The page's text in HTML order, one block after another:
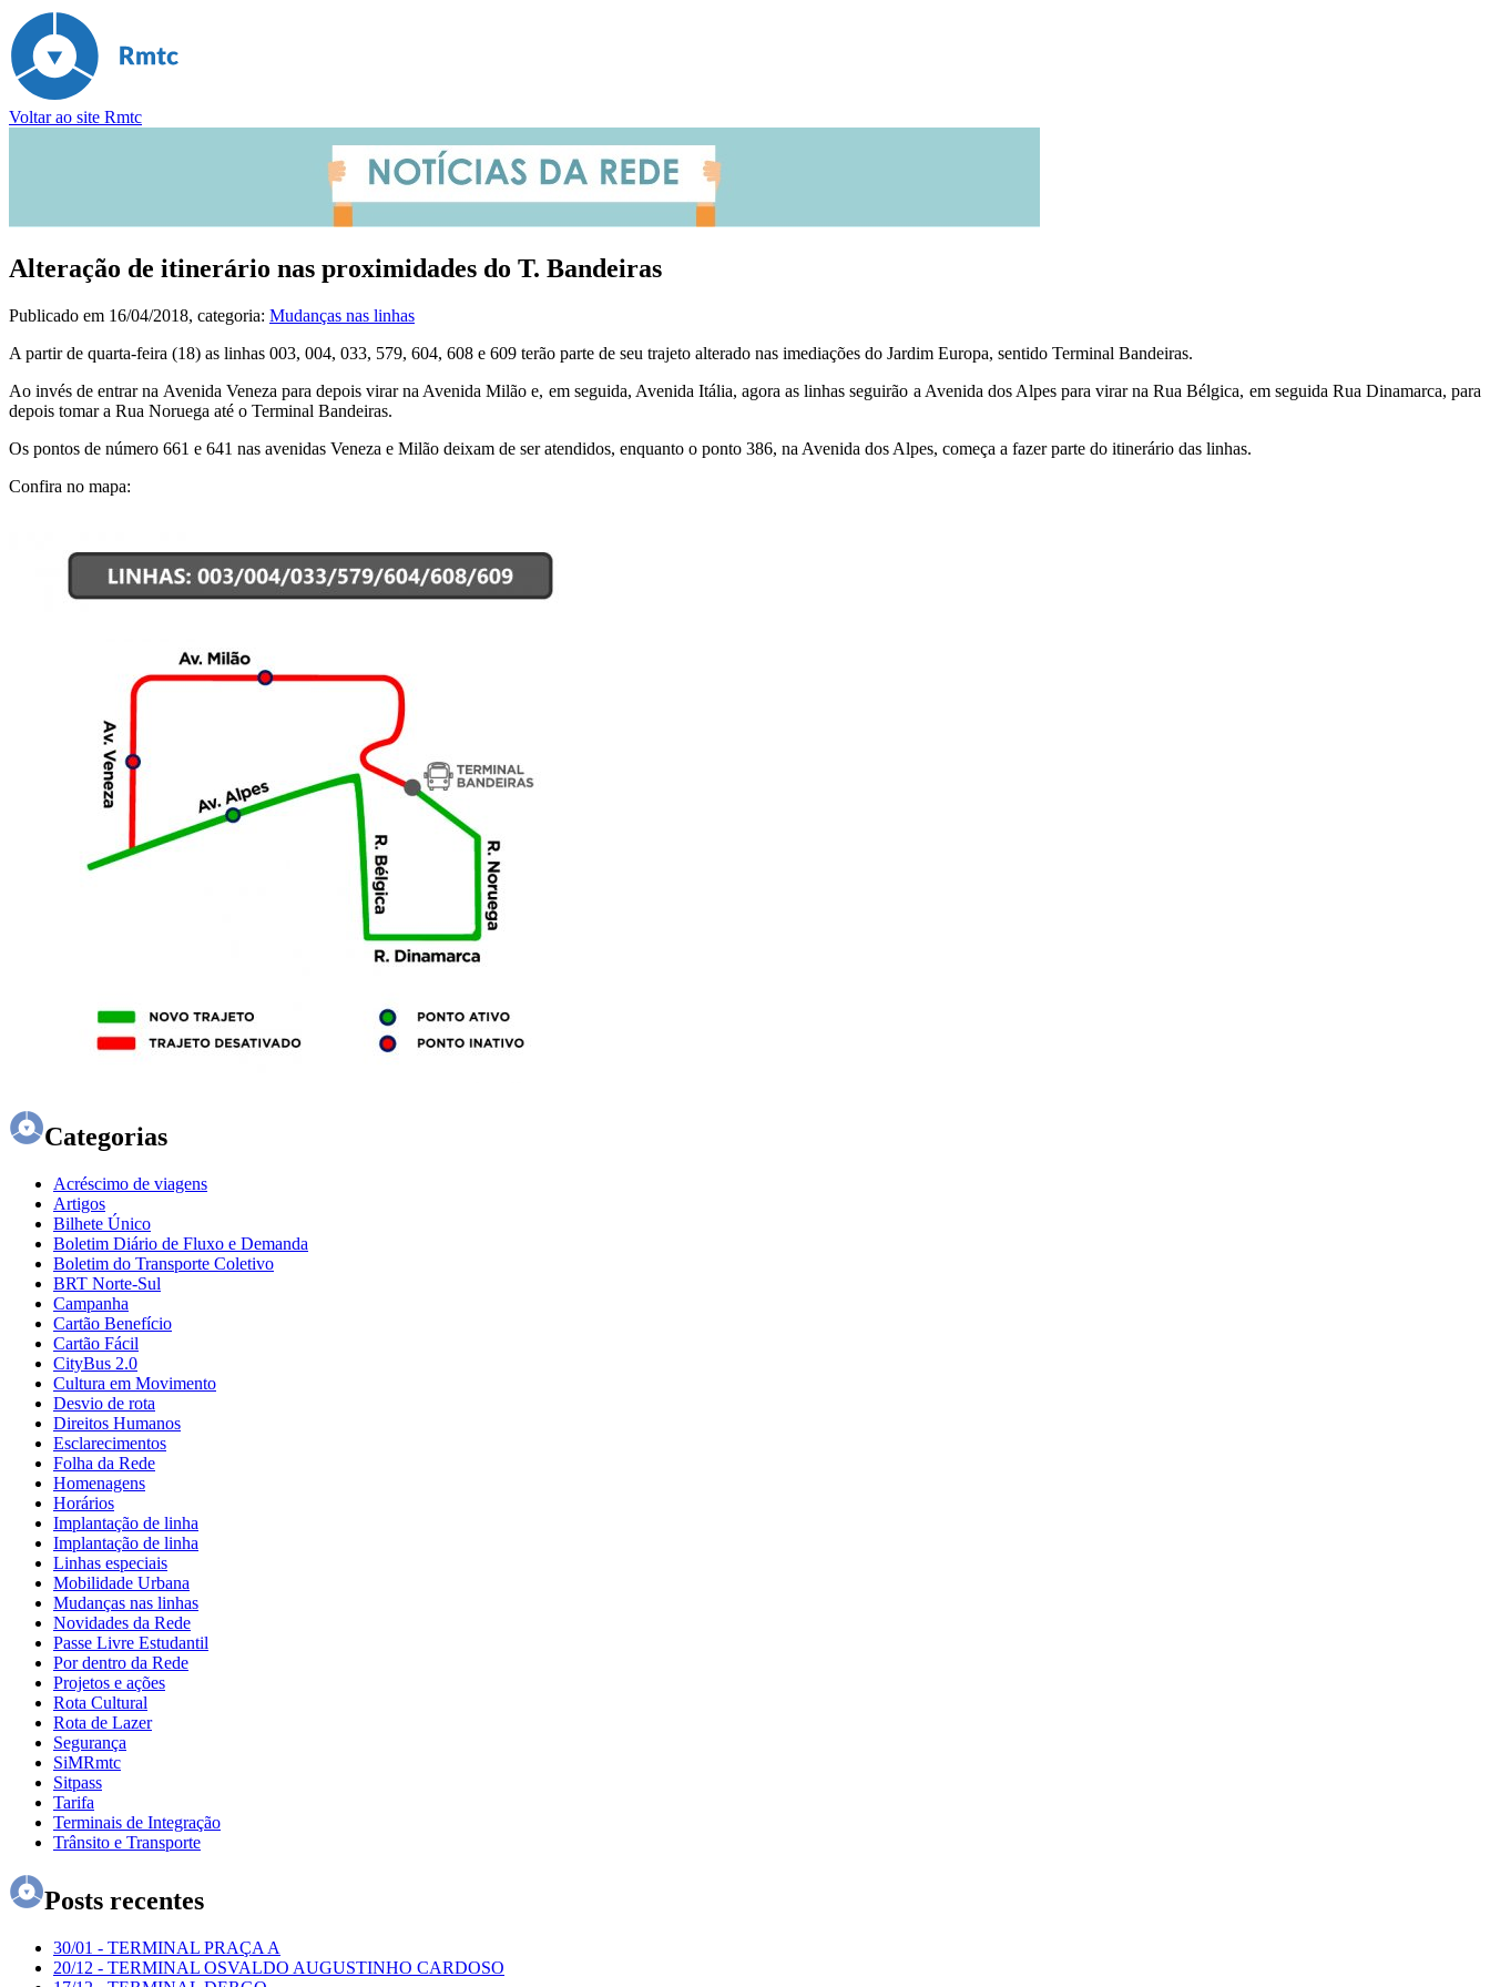
Voltar ao site Rmtc
Alteração de itinerário nas proximidades do T. Bandeiras
Publicado em 16/04/2018, categoria: Mudanças nas linhas
A partir de quarta-feira (18) as linhas 003, 004, 033, 579, 604, 608 e 609 terão parte de seu trajeto alterado nas imediações do Jardim Europa, sentido Terminal Bandeiras.
Ao invés de entrar na Avenida Veneza para depois virar na Avenida Milão e, em seguida, Avenida Itália, agora as linhas seguirão a Avenida dos Alpes para virar na Rua Bélgica, em seguida Rua Dinamarca, para
depois tomar a Rua Noruega até o Terminal Bandeiras.
Os pontos de número 661 e 641 nas avenidas Veneza e Milão deixam de ser atendidos, enquanto o ponto 386, na Avenida dos Alpes, começa a fazer parte do itinerário das linhas.
Confira no mapa:
Categorias
Acréscimo de viagens
Artigos
Bilhete Único
Boletim Diário de Fluxo e Demanda
Boletim do Transporte Coletivo
BRT Norte-Sul
Campanha
Cartão Benefício
Cartão Fácil
CityBus 2.0
Cultura em Movimento
Desvio de rota
Direitos Humanos
Esclarecimentos
Folha da Rede
Homenagens
Horários
Implantação de linha
Implantação de linha
Linhas especiais
Mobilidade Urbana
Mudanças nas linhas
Novidades da Rede
Passe Livre Estudantil
Por dentro da Rede
Projetos e ações
Rota Cultural
Rota de Lazer
Segurança
SiMRmtc
Sitpass
Tarifa
Terminais de Integração
Trânsito e Transporte
Posts recentes
30/01 - TERMINAL PRAÇA A
20/12 - TERMINAL OSVALDO AUGUSTINHO CARDOSO